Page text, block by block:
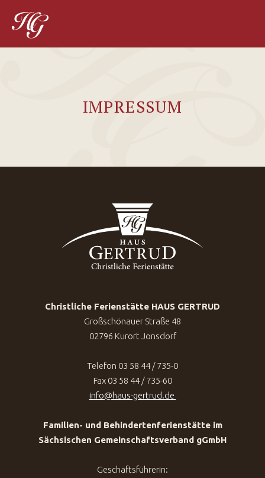
IMPRESSUM
Christliche Ferienstätte HAUS GERTRUD
Großschönauer Straße 48
02796 Kurort Jonsdorf
Telefon 03 58 44 / 735-0
Fax 03 58 44 / 735-60
info@haus-gertrud.de
Familien- und Behindertenferienstätte im
Sächsischen Gemeinschaftsverband gGmbH
Geschäftsführerin: